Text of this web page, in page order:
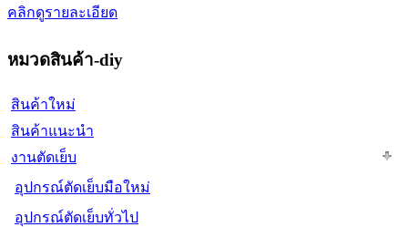
คลิกดูรายละเอียด
หมวดสินค้า-diy
สินค้าใหม่
สินค้าแนะนำ
งานตัดเย็บ
อุปกรณ์ตัดเย็บมือใหม่
อุปกรณ์ตัดเย็บทั่วไป